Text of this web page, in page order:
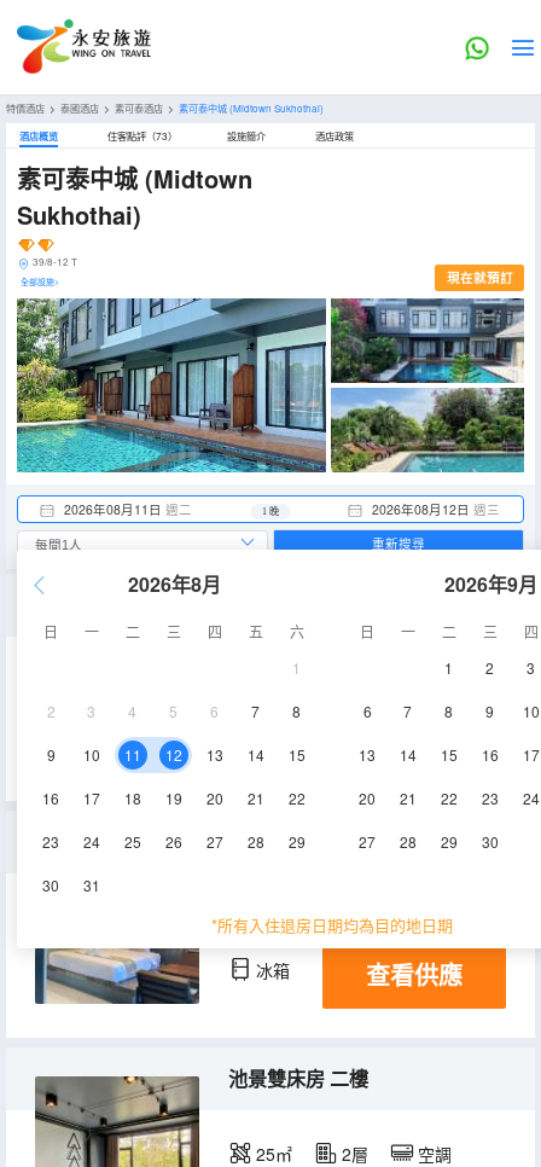
特價酒店 > 泰國酒店 > 素可泰酒店 > 素可泰中城(Midtown Sukhothai)
酒店概览 住客點評（73） 設施簡介 酒店政策
素可泰中城(Midtown
Sukhothai)
39/8-12 T
全部設施> 現在就預訂
2026年08月11日 週二 2026年08月12日 週三
1 晚
2026年8月
日 一 二 三 四 五
六
1
2 3 4 5 6 7 8
9 10 11 12 13 14 15
16 17 18 19 20 21 22
23 24 25 26 27 28 29
30 31
2026年9月
日 一 二 三
四
1
2 3
6 7 8 9 10
13 14 15 16 17
20 21 22 23 24
27 28 29 30
*所有入住退房日期均為目的地日期
重新搜尋
空調
高級特大床房
30㎡ 空調 電視機
冰箱 查看供應
池景雙床房 二樓
25㎡ 2層 空調